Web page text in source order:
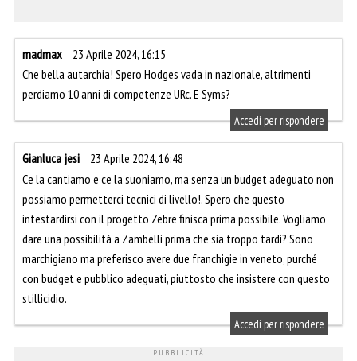
madmax
23 Aprile 2024, 16:15
Che bella autarchia! Spero Hodges vada in nazionale, altrimenti
perdiamo 10 anni di competenze URc. E Syms?
Accedi per rispondere
Gianluca jesi
23 Aprile 2024, 16:48
Ce la cantiamo e ce la suoniamo, ma senza un budget adeguato non
possiamo permetterci tecnici di livello!. Spero che questo
intestardirsi con il progetto Zebre finisca prima possibile. Vogliamo
dare una possibilità a Zambelli prima che sia troppo tardi? Sono
marchigiano ma preferisco avere due franchigie in veneto, purché
con budget e pubblico adeguati, piuttosto che insistere con questo
stillicidio.
Accedi per rispondere